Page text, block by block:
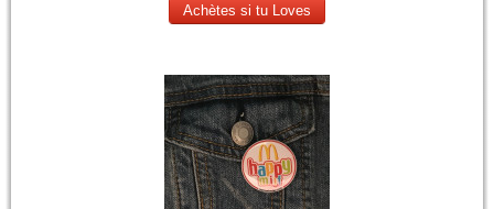
Achètes si tu Loves